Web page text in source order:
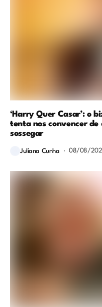
‘Harry Quer Casar’: o
tenta nos convencer
sossegar
Juliana Cunha 08/08/